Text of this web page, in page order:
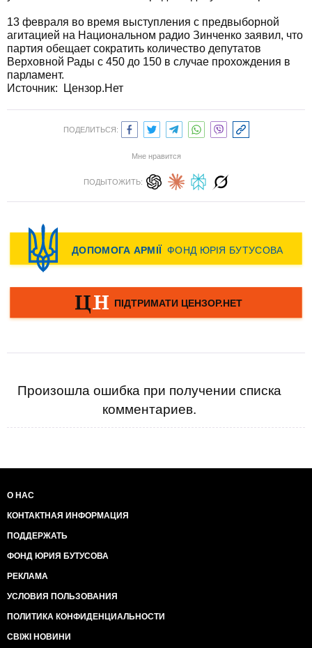
13 февраля во время выступления с предвыборной
агитацией на Национальном радио Зинченко заявил, что
партия обещает сократить количество депутатов
Верховной Рады с 450 до 150 в случае прохождения в
парламент.
Источник: Цензор.Нет
ПОДЕЛИТЬСЯ:
Мне нравится
ПОДЫТОЖИТЬ:
Произошла ошибка при получении списка
комментариев.
О НАС
КОНТАКТНАЯ ИНФОРМАЦИЯ
ПОДДЕРЖАТЬ
ФОНД ЮРИЯ БУТУСОВА
РЕКЛАМА
УСЛОВИЯ ПОЛЬЗОВАНИЯ
ПОЛИТИКА КОНФИДЕНЦИАЛЬНОСТИ
СВІЖІ НОВИНИ